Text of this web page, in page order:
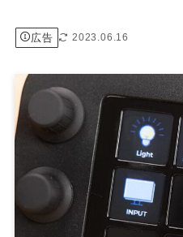
広告 2023.06.16